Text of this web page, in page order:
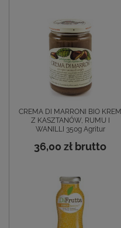
CREMA DI MARRONI BIO KREM
Z KASZTANÓW, RUMU I
WANILLI 350g Agritur
36,00 zł brutto